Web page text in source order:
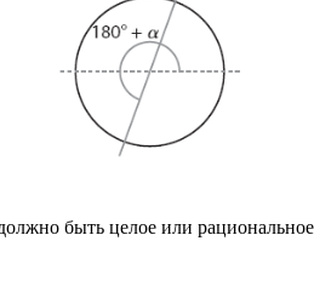
быть целое или